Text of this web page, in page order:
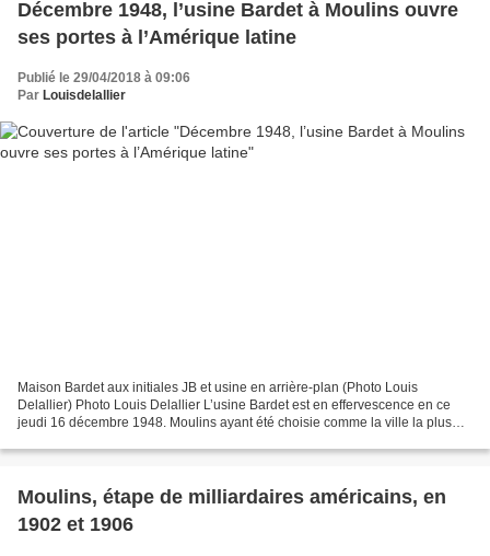
Décembre 1948, l’usine Bardet à Moulins ouvre
ses portes à l’Amérique latine
Publié le 29/04/2018 à 09:06
Par Louisdelallier
Maison Bardet aux initiales JB et usine en arrière-plan (Photo Louis
Delallier) Photo Louis Delallier L’usine Bardet est en effervescence en ce
jeudi 16 décembre 1948. Moulins ayant été choisie comme la ville la plus
Moulins, étape de milliardaires américains, en
1902 et 1906